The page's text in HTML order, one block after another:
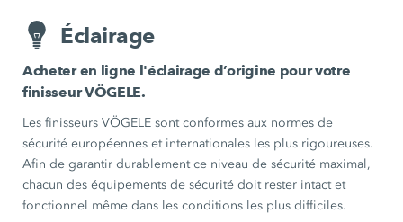
Éclairage
Acheter en ligne l'éclairage d’origine pour votre
finisseur VÖGELE.
Les finisseurs VÖGELE sont conformes aux normes de
sécurité européennes et internationales les plus rigoureuses.
Afin de garantir durablement ce niveau de sécurité maximal,
chacun des équipements de sécurité doit rester intact et
fonctionnel même dans les conditions les plus difficiles.